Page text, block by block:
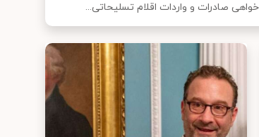
صادرات و واردات اقلام تسلیحاتی...